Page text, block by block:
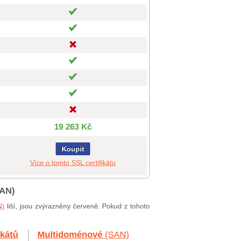
19 263 Kč
Koupit
Více o tomto SSL certifikátu
liší, jsou zvýrazněny červeně. Pokud z tohoto
Multidoménové (SAN)